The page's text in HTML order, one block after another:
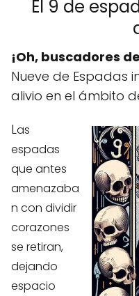
El 9 de
¡Oh, buscadores
Nueve de Espadas
alivio en el ámbito
Las
espadas
que antes
amenazaba
n con dividir
corazones
se retiran,
dejando
espacio